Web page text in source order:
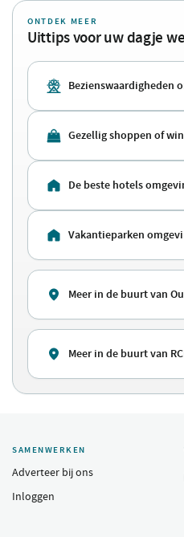
Uittips voor uw dagje weg